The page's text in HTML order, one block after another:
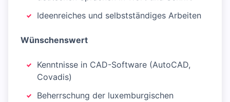
Ideenreiches und selbstständiges Arbeiten
Wünschenswert
Kenntnisse in CAD-Software (AutoCAD,
Covadis)
Beherrschung der luxemburgischen